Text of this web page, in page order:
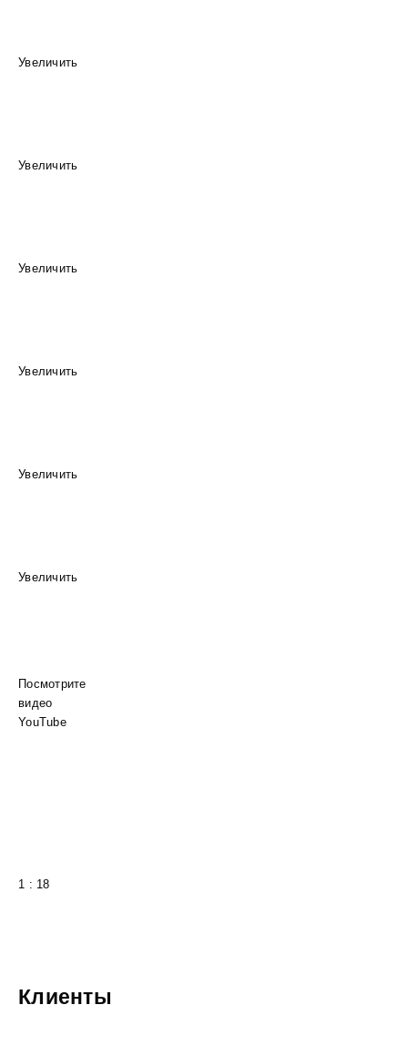
Увеличить
Увеличить
Увеличить
Увеличить
Увеличить
Увеличить
Посмотрите
видео
YouTube
1 : 18
Клиенты